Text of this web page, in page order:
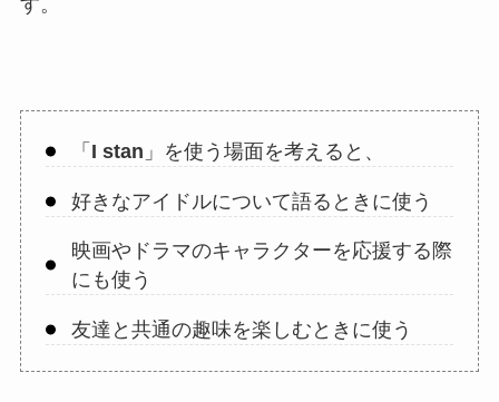
す。
「 I stan 」を使う場面を考えると、
好きなアイドルについて語るときに使う
映画やドラマのキャラクターを応援する際
にも使う
友達と共通の趣味を楽しむときに使う